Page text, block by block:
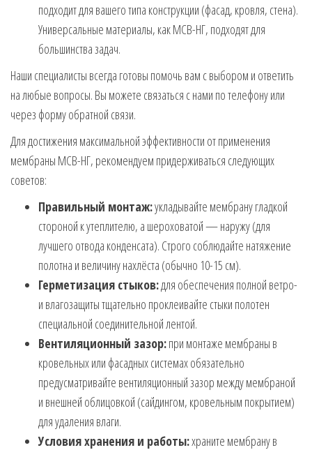
подходит для вашего типа конструкции (фасад, кровля, стена).
Универсальные материалы, как МСВ-НГ, подходят для
большинства задач.
Наши специалисты всегда готовы помочь вам с выбором и ответить
на любые вопросы. Вы можете связаться с нами по телефону или
через форму обратной связи.
Для достижения максимальной эффективности от применения
мембраны МСВ-НГ, рекомендуем придерживаться следующих
советов:
Правильный монтаж:укладывайте мембрану гладкой
стороной к утеплителю, а шероховатой — наружу (для
лучшего отвода конденсата). Строго соблюдайте натяжение
полотна и величину нахлёста (обычно 10-15 см).
Герметизация стыков:для обеспечения полной ветро-
и влагозащиты тщательно проклеивайте стыки полотен
специальной соединительной лентой.
Вентиляционный зазор:при монтаже мембраны в
кровельных или фасадных системах обязательно
предусматривайте вентиляционный зазор между мембраной
и внешней облицовкой (сайдингом, кровельным покрытием)
для удаления влаги.
Условия хранения и работы:храните мембрану в